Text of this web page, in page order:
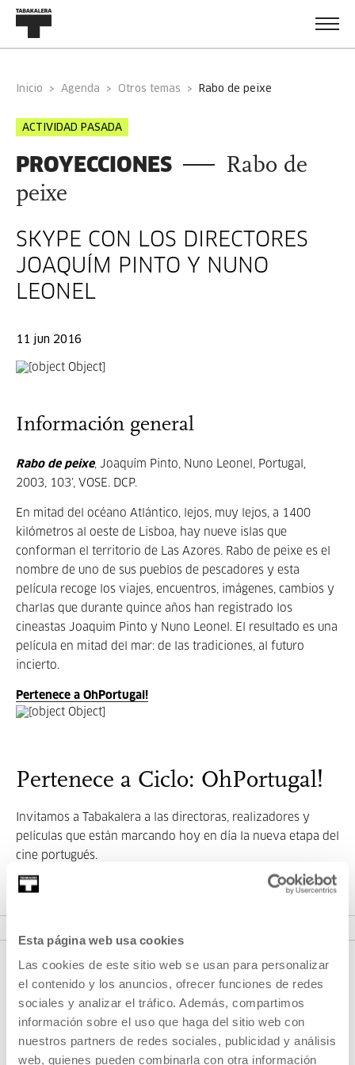
Esta página web usa cookies
Las cookies de este sitio web se usan para personalizar
el contenido y los anuncios, ofrecer funciones de redes
sociales y analizar el tráfico. Además, compartimos
información sobre el uso que haga del sitio web con
nuestros partners de redes sociales, publicidad y análisis
web, quienes pueden combinarla con otra información
Inicio Agenda Otros temas rabo de peixe
ACTIVIDAD PASADA
PROYECCIONES
Rabo de
peixe
SKYPE CON LOS DIRECTORES
JOAQUÍM PINTO Y NUNO
LEONEL
11 jun 2016
Información general
Rabo de peixe, Joaquím Pinto, Nuno Leonel, Portugal,
2003, 103’, VOSE. DCP.
En mitad del océano Atlántico, lejos, muy lejos, a 1400
kilómetros al oeste de Lisboa, hay nueve islas que
conforman el territorio de Las Azores. Rabo de peixe es el
nombre de uno de sus pueblos de pescadores y esta
película recoge los viajes, encuentros, imágenes, cambios y
charlas que durante quince años han registrado los
cineastas Joaquim Pinto y Nuno Leonel. El resultado es una
película en mitad del mar: de las tradiciones, al futuro
incierto.
Pertenece a OhPortugal!
Pertenece a Ciclo: OhPortugal!
Invitamos a Tabakalera a las directoras, realizadores y
películas que están marcando hoy en día la nueva etapa del
cine portugués.